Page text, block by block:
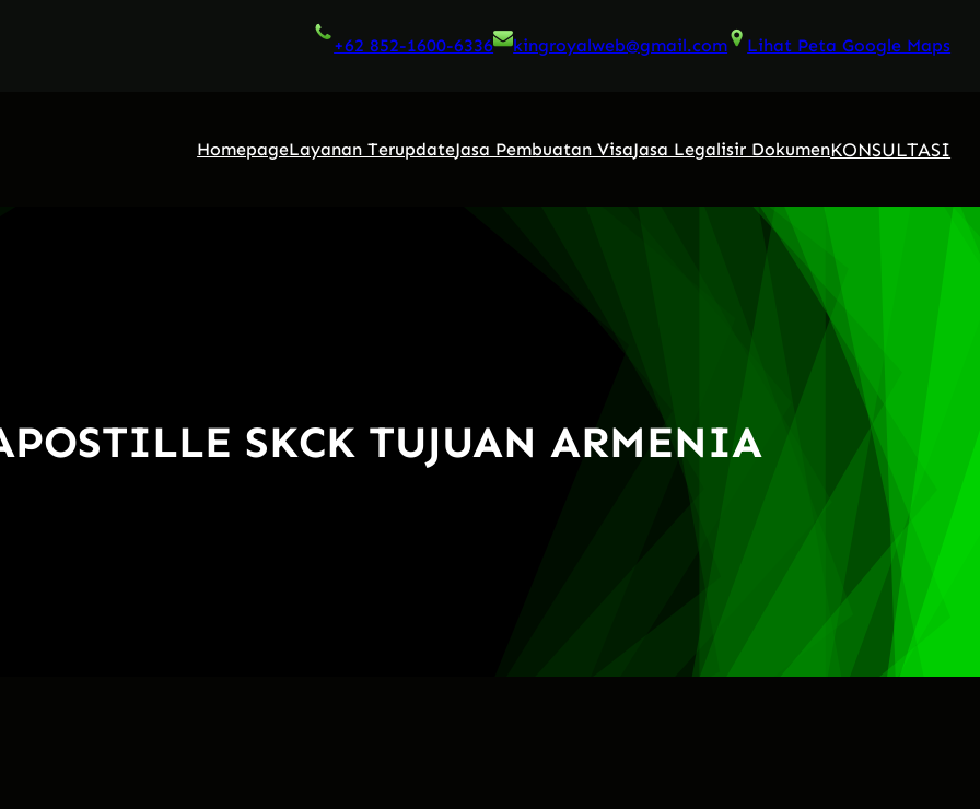
+62 852-1600-6336 kingroyalweb@gmail.com Lihat Peta Google Maps
HomepageLayanan TerupdateJasa Pembuatan VisaJasa Legalisir DokumenKONSULTASI
SKCK TUJUAN ARMENIA